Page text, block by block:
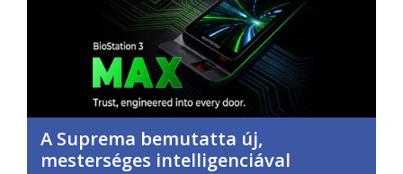
A Suprema bemutatta új,
mesterséges intelligenciával